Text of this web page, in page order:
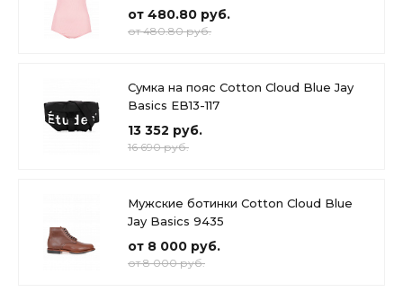
от 480.80 руб.
от 480.80 руб.
Сумка на пояс Cotton Cloud Blue Jay
Basics EB13-117
13 352 руб.
16 690 руб.
Мужские ботинки Cotton Cloud Blue
Jay Basics 9435
от 8 000 руб.
от 8 000 руб.